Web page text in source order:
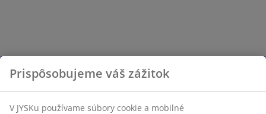
Prispôsobujeme váš zážitok
V JYSKu používame súbory cookie a mobilné